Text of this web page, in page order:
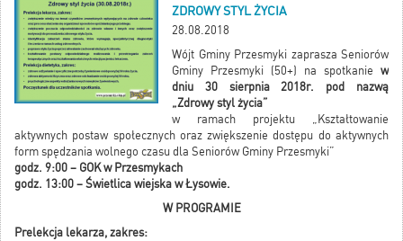
ZDROWY STYL ŻYCIA
28.08.2018
Wójt Gminy Przesmyki zaprasza Seniorów
Gminy Przesmyki (50+) na spotkanie w
dniu 30 sierpnia 2018r. pod nazwą
„Zdrowy styl życia”
w ramach projektu „Kształtowanie
aktywnych postaw społecznych oraz zwiększenie dostępu do aktywnych
form spędzania wolnego czasu dla Seniorów Gminy Przesmyki”
godz. 9:00 – GOK w Przesmykach
godz. 13:00 – Świetlica wiejska w Łysowie.
W PROGRAMIE
Prelekcja lekarza, zakres: